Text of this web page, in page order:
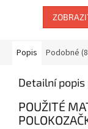
Popis Podobné
Detailní
POUŽITÉ